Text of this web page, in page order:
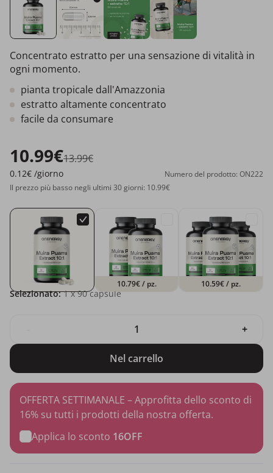
Concentrato estratto per una sensazione di vitalità in
ogni momento.
pianta tropicale dall'Amazzonia
estratto altamente concentrato
facile da consumare
10.99€13.99€
0.12€ /giorno
Numero del prodotto: ON222
Il prezzo più basso negli ultimi 30 giorni: 10.99€
10.79€/ pz. 10.59€/ pz.
Selezionato: 1x 90 capsule
+
Nel carrello
OFFERTA SETTIMANALE – Approfitta dello sconto di
16% su tutti i prodotti della nostra offerta.
Applica lo sconto 16OFF